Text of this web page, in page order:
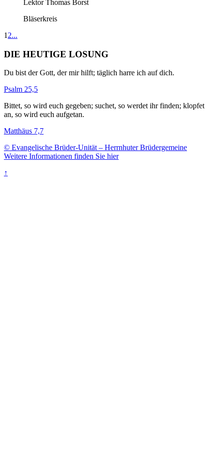
Lektor Thomas Borst
Bläserkreis
1 2...
DIE HEUTIGE LOSUNG
Du bist der Gott, der mir hilft; täglich harre ich auf dich.
Psalm 25,5
Bittet, so wird euch gegeben; suchet, so werdet ihr finden; klopfet
an, so wird euch aufgetan.
Matthäus 7,7
© Evangelische Brüder-Unität – Herrnhuter Brüdergemeine
Weitere Informationen finden Sie hier
↑